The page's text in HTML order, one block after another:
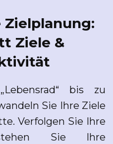
Zielplanung:
Ziele &
bis zu
Sie Ihre Ziele
Verfolgen Sie Ihre
Sie Ihre